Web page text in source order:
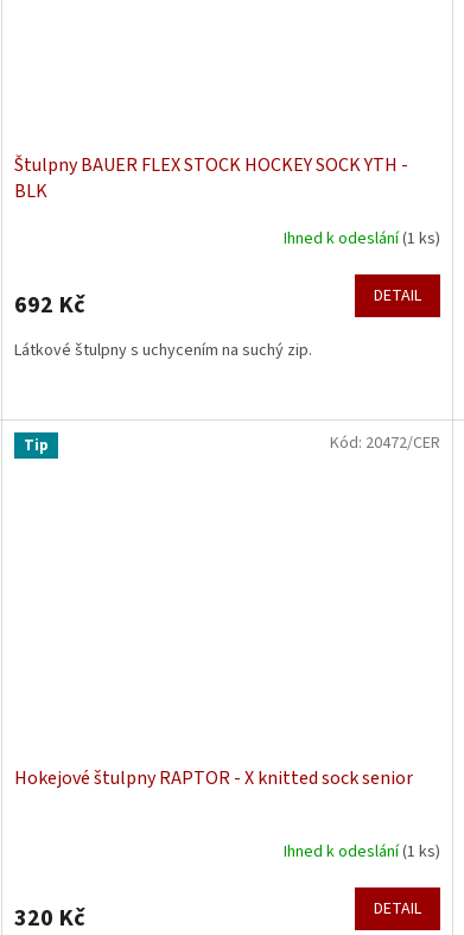
Štulpny BAUER FLEX STOCK HOCKEY SOCK YTH -
BLK
Ihned k odeslání(1 ks)
692 Kč DETAIL
Látkové štulpny s uchycením na suchý zip.
Tip
Hokejové štulpny RAPTOR - X knitted sock senior
Ihned k odeslání(1 ks)
320 Kč DETAIL
Kód: 20472/CER